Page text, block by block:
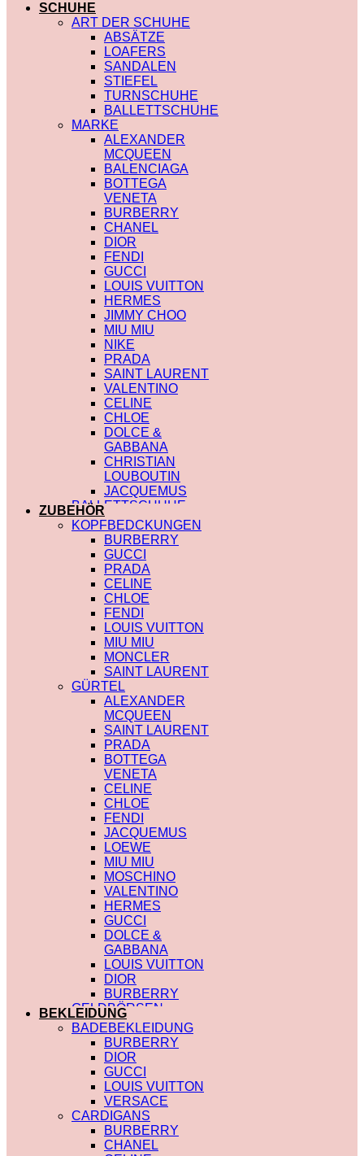
SCHUHE
ART DER SCHUHE
ABSÄTZE
LOAFERS
SANDALEN
STIEFEL
TURNSCHUHE
BALLETTSCHUHE
MARKE
ALEXANDER
MCQUEEN
BALENCIAGA
BOTTEGA
VENETA
BURBERRY
CHANEL
DIOR
FENDI
GUCCI
LOUIS VUITTON
HERMES
JIMMY CHOO
MIU MIU
NIKE
PRADA
SAINT LAURENT
VALENTINO
CELINE
CHLOE
DOLCE &
GABBANA
CHRISTIAN
LOUBOUTIN
JACQUEMUS
BALLETTSCHUHE
LOUIS VUITTON
ZUBEHÖR
KOPFBEDCKUNGEN
BURBERRY
GUCCI
PRADA
CELINE
CHLOE
FENDI
LOUIS VUITTON
MIU MIU
MONCLER
SAINT LAURENT
GÜRTEL
ALEXANDER
MCQUEEN
SAINT LAURENT
PRADA
BOTTEGA
VENETA
CELINE
CHLOE
FENDI
JACQUEMUS
LOEWE
MIU MIU
MOSCHINO
VALENTINO
HERMES
GUCCI
DOLCE &
GABBANA
LOUIS VUITTON
DIOR
BURBERRY
GELDBÖRSEN
SAINT LAURENT
PRADA
HERMES
GUCCI
DIOR
CHLOE
FENDI
JACQUEMUS
CELINE
BEKLEIDUNG
BADEBEKLEIDUNG
BURBERRY
DIOR
GUCCI
LOUIS VUITTON
VERSACE
CARDIGANS
BURBERRY
CHANEL